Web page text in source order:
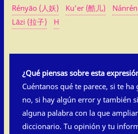
Rényāo (人妖)
Ku’er (酷儿)
Lāzi (拉子)
H
¿Qué piensas sobre esta
Cuéntanos qué te parece, si te ha
no, si hay algún error y también
alguna palabra con la que
diccionario. Tu opinión y tu